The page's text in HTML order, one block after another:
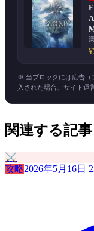
※ 当ブロックには広告（
入された場合、サイト運
関連する記事
⚔️
攻略2026年5月16日